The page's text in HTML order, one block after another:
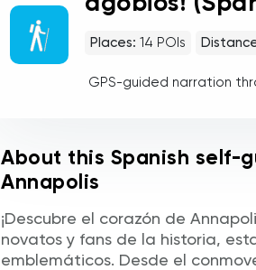
Places: 14 POIs
GPS-guided narration
About this Spanish self-
Annapolis
¡Descubre el corazón de
novatos y fans de la historia,
emblemáticos. Desde el